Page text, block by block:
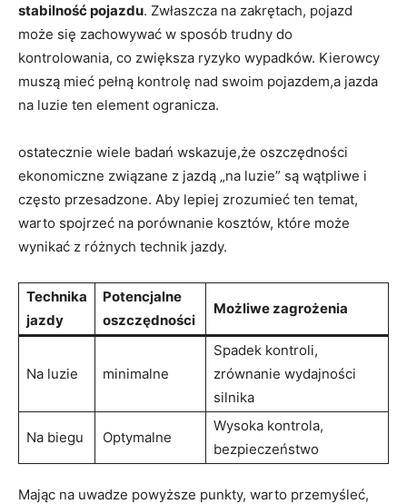
stabilność pojazdu. Zwłaszcza na zakrętach, pojazd
może się zachowywać w sposób trudny do
kontrolowania, co zwiększa ryzyko wypadków. Kierowcy
muszą mieć pełną kontrolę nad swoim pojazdem,a jazda
na luzie ten element ogranicza.
ostatecznie wiele badań wskazuje,że oszczędności
ekonomiczne związane z jazdą „na luzie” są wątpliwe i
często przesadzone. Aby lepiej zrozumieć ten temat,
warto spojrzeć na porównanie kosztów, które może
wynikać z różnych technik jazdy.
Technika
jazdy
Potencjalne
oszczędności
Możliwe zagrożenia
Na luzie minimalne
Spadek kontroli,
zrównanie wydajności
silnika
Na biegu Optymalne
Wysoka kontrola,
bezpieczeństwo
Mając na uwadze powyższe punkty, warto przemyśleć,